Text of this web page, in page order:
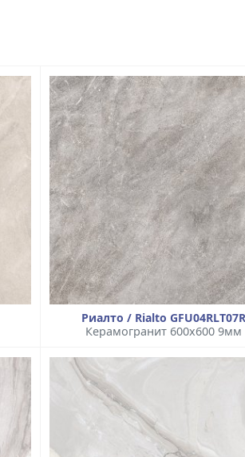
Риалто / Rialto GFU04RLT07R
Керамогранит 600x600 9мм